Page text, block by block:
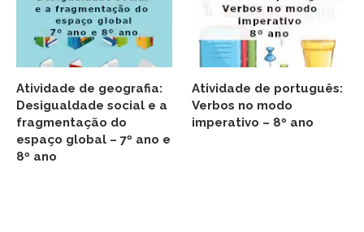
Atividade de geografia:
Desigualdade social e a
fragmentação do
espaço global – 7º ano e
8º ano
Atividade de português:
Verbos no modo
imperativo – 8º ano